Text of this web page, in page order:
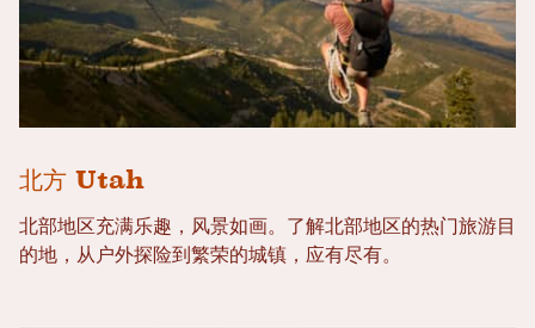
北方 Utah
北部地区充满乐趣，风景如画。了解北部地区的热门旅游目
的地，从户外探险到繁荣的城镇，应有尽有。